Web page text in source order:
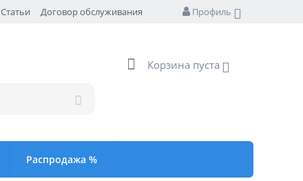
Профиль
Статьи Договор обслуживания
Корзина пуста
Распродажа %